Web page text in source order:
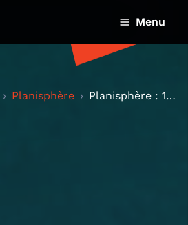
Menu
Planisphère Planisphère : 11 - Protokol